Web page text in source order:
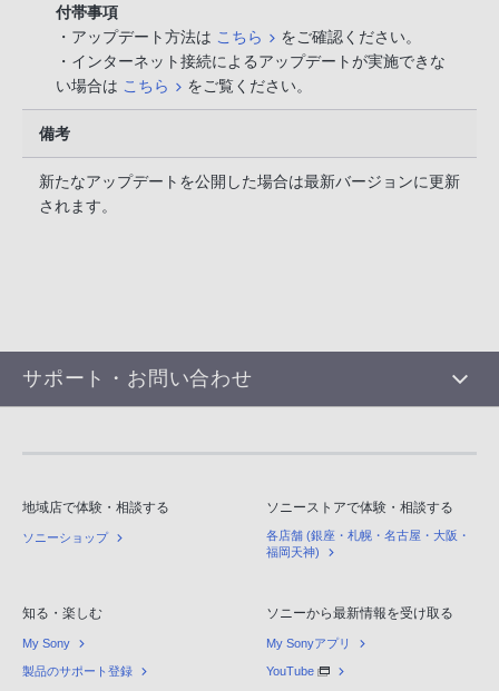
付帯事項
・アップデート方法は こちら
をご確認ください。
・インターネット接続によるアップデートが実施できな
い場合は こちら をご覧ください。
備考
新たなアップデートを公開した場合は最新バージョンに更新
されます。
サポート・お問い合わせ
地域店で体験・相談する
ソニーショップ
ソニーストアで体験・相談する
各店舗 (銀座・札幌・名古屋・大阪・
福岡天神)
知る・楽しむ
My Sony
製品のサポート登録
ソニーから最新情報を受け取る
My Sonyアプリ
YouTube